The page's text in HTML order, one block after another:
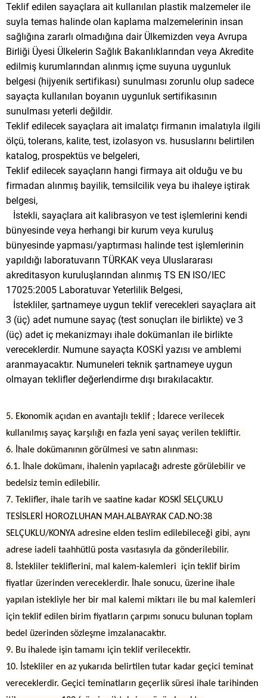
Teklif edilen sayaçlara ait kullanılan plastik malzemeler ile
suyla temas halinde olan kaplama malzemelerinin insan
sağlığına zararlı olmadığına dair Ülkemizden veya Avrupa
Birliği Üyesi Ülkelerin Sağlık Bakanlıklarından veya Akredite
edilmiş kurumlarından alınmış içme suyuna uygunluk
belgesi (hijyenik sertifikası) sunulması zorunlu olup sadece
sayaçta kullanılan boyanın uygunluk sertifikasının
sunulması yeterli değildir.
Teklif edilecek sayaçlara ait imalatçı firmanın imalatıyla ilgili
ölçü, tolerans, kalite, test, izolasyon vs. hususlarını belirtilen
katalog, prospektüs ve belgeleri,
Teklif edilecek sayaçların hangi firmaya ait olduğu ve bu
firmadan alınmış bayilik, temsilcilik veya bu ihaleye iştirak
belgesi,
İstekli, sayaçlara ait kalibrasyon ve test işlemlerini kendi
bünyesinde veya herhangi bir kurum veya kuruluş
bünyesinde yapması/yaptırması halinde test işlemlerinin
yapıldığı laboratuvarın TÜRKAK veya Uluslararası
akreditasyon kuruluşlarından alınmış TS EN ISO/IEC
17025:2005 Laboratuvar Yeterlilik Belgesi,
İstekliler, şartnameye uygun teklif verecekleri sayaçlara ait
3 (üç) adet numune sayaç (test sonuçları ile birlikte) ve 3
(üç) adet iç mekanizmayı ihale dokümanları ile birlikte
vereceklerdir. Numune sayaçta KOSKİ yazısı ve amblemi
aranmayacaktır. Numuneleri teknik şartnameye uygun
olmayan teklifler değerlendirme dışı bırakılacaktır.
5. Ekonomik açıdan en avantajlı teklif ; İdarece verilecek
kullanılmış sayaç karşılığı en fazla yeni sayaç verilen tekliftir.
6. İhale dokümanının görülmesi ve satın alınması:
6.1. İhale dokümanı, ihalenin yapılacağı adreste görülebilir ve
bedelsiz temin edilebilir.
7. Teklifler, ihale tarih ve saatine kadar KOSKİ SELÇUKLU
TESİSLERİ HOROZLUHAN MAH.ALBAYRAK CAD.NO:38
SELÇUKLU/KONYA adresine elden teslim edilebileceği gibi, aynı
adrese iadeli taahhütlü posta vasıtasıyla da gönderilebilir.
8. İstekliler tekliflerini, mal kalem-kalemleri için teklif birim
fiyatlar üzerinden vereceklerdir. İhale sonucu, üzerine ihale
yapılan istekliyle her bir mal kalemi miktarı ile bu mal kalemleri
için teklif edilen birim fiyatların çarpımı sonucu bulunan toplam
bedel üzerinden sözleşme imzalanacaktır.
9. Bu ihalede işin tamamı için teklif verilecektir.
10. İstekliler en az yukarıda belirtilen tutar kadar geçici teminat
vereceklerdir. Geçici teminatların geçerlik süresi ihale tarihinden